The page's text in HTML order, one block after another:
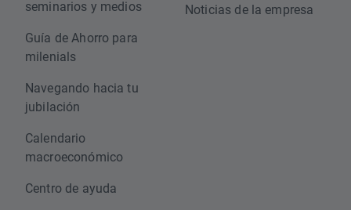
seminarios y medios
Guía de Ahorro para
milenials
Navegando hacia tu
jubilación
Calendario
macroeconómico
Centro de ayuda
Noticias de la empresa